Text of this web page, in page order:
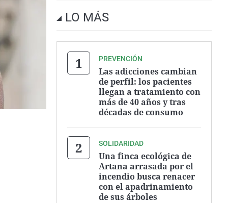
LO MÁS
PREVENCIÓN
Las adicciones cambian
de perfil: los pacientes
llegan a tratamiento con
más de 40 años y tras
décadas de consumo
SOLIDARIDAD
Una finca ecológica de
Artana arrasada por el
incendio busca renacer
con el apadrinamiento
de sus árboles